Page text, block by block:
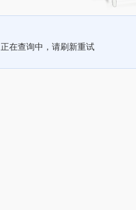
正在查询中，请刷新重试